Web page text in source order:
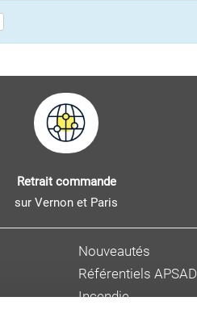
Retrait commande
sur Vernon et Paris
Nouveautés
Référentiels APSAD
Incendie